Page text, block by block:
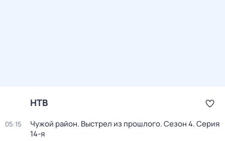
НТВ
05:15 Чужой район. Выстрел из прошлого. Сезон 4. Серия
14-я